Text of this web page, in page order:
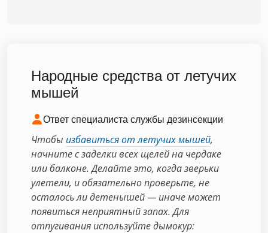
Народные средства от летучих
мышей
Ответ специалиста службы дезинсекции
Чтобы избавиться от летучих мышей,
начните с заделки всех щелей на чердаке
или балконе. Делайте это, когда зверьки
улетели, и обязательно проверьте, не
осталось ли детенышей — иначе может
появиться неприятный запах. Для
отпугивания используйте дымокур: